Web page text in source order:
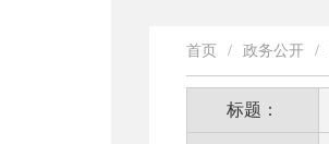
首页 / 政务公开 /
标题：